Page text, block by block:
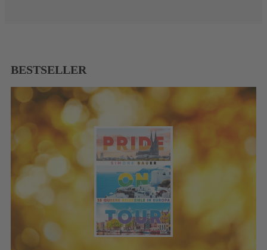
BESTSELLER